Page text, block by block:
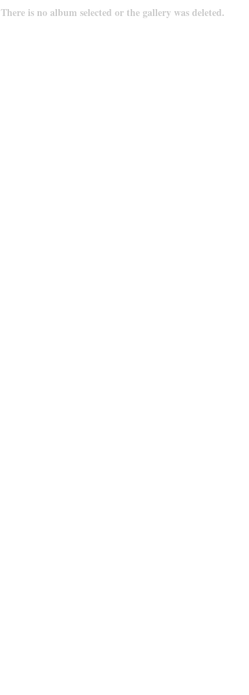
There is no album selected or the gallery was deleted.